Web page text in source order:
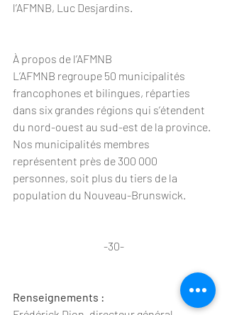
l’AFMNB, Luc Desjardins.
À propos de l’AFMNB
L’AFMNB regroupe 50 municipalités
francophones et bilingues, réparties
dans six grandes régions qui s’étendent
du nord-ouest au sud-est de la province.
Nos municipalités membres
représentent près de 300 000
personnes, soit plus du tiers de la
population du Nouveau-Brunswick.
-30-
Renseignements :